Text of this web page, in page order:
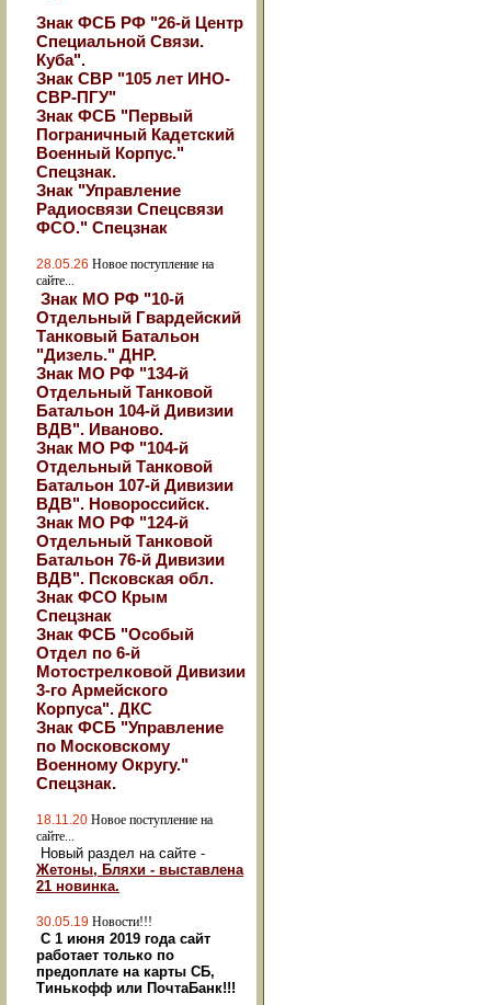
Знак ФСБ РФ "26-й Центр
Специальной Связи.
Куба".
Знак СВР "105 лет ИНО-
СВР-ПГУ"
Знак ФСБ "Первый
Пограничный Кадетский
Военный Корпус."
Спецзнак.
Знак "Управление
Радиосвязи Спецсвязи
ФСО." Спецзнак
28.05.26 Новое поступление на
сайте...
Знак МО РФ "10-й
Отдельный Гвардейский
Танковый Батальон
"Дизель." ДНР.
Знак МО РФ "134-й
Отдельный Танковой
Батальон 104-й Дивизии
ВДВ". Иваново.
Знак МО РФ "104-й
Отдельный Танковой
Батальон 107-й Дивизии
ВДВ". Новороссийск.
Знак МО РФ "124-й
Отдельный Танковой
Батальон 76-й Дивизии
ВДВ". Псковская обл.
Знак ФСО Крым
Спецзнак
Знак ФСБ "Особый
Отдел по 6-й
Мотострелковой Дивизии
3-го Армейского
Корпуса". ДКС
Знак ФСБ "Управление
по Московскому
Военному Округу."
Спецзнак.
18.11.20 Новое поступление на
сайте...
Новый раздел на сайте -
Жетоны, Бляхи - выставлена
21 новинка.
30.05.19 Новости!!!
С 1 июня 2019 года сайт
работает только по
предоплате на карты СБ,
Тинькофф или ПочтаБанк!!!